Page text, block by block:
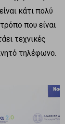
κάτι πολύ
που είναι
τεχνικές
τηλέφωνο.